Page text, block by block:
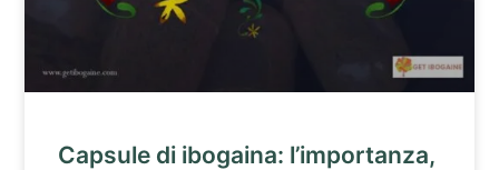
Capsule di ibogaina: l’importanza,